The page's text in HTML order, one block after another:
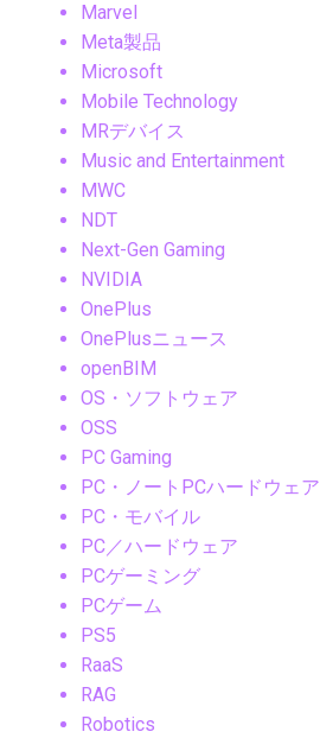
Marvel
Meta製品
Microsoft
Mobile Technology
MRデバイス
Music and Entertainment
MWC
NDT
Next-Gen Gaming
NVIDIA
OnePlus
OnePlusニュース
openBIM
OS・ソフトウェア
OSS
PC Gaming
PC・ノートPCハードウェア
PC・モバイル
PC／ハードウェア
PCゲーミング
PCゲーム
PS5
RaaS
RAG
Robotics